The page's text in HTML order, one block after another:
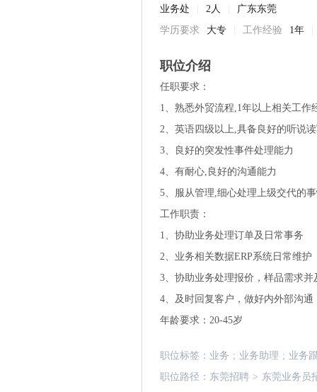
业务处 2人
广东东莞
学历要求
大专 工作经验 1年
职位介绍
任职要求：
1、熟悉外贸流程,1年以上相关工作
2、英语四级以上,具备良好的听说
3、良好的突发性事件处理能力
4、有耐心,良好的沟通能力
5、服从管理,细心处理上级交代的
工作职责：
1、协助业务处理订单及日常事务
2、业务相关数据ERP系统日常维护
3、协助业务处理报价，样品需求并
4、及时回复客户，做好内外部沟通
年龄要求：20-45岁
职位标签： 业务 ; 业务助理 ; 业务
职位路径： 东莞招聘 > 东莞业务员